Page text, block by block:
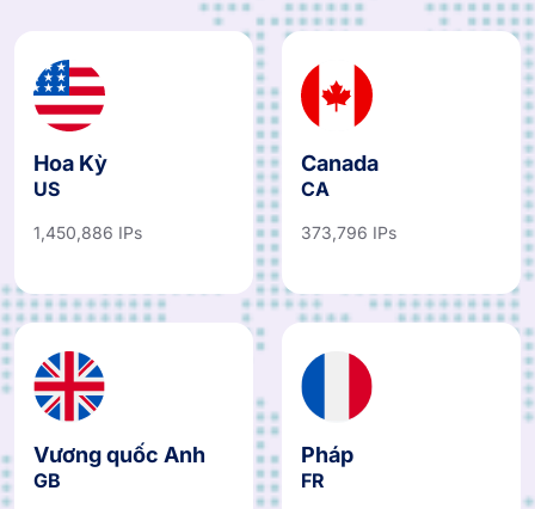
Hoa Kỳ
US
1,450,886 IPs
Canada
CA
373,796 IPs
Vương quốc Anh
GB
Pháp
FR